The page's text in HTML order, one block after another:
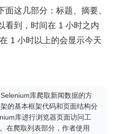
这几部分：标题、摘要、
看到，时间在 1 小时之内
1 小时以上的会显示今天
库爬取新闻数据的方
的基本框架代码和页面结构分
库进行浏览器页面访问工
在爬取列表部分，作者使用